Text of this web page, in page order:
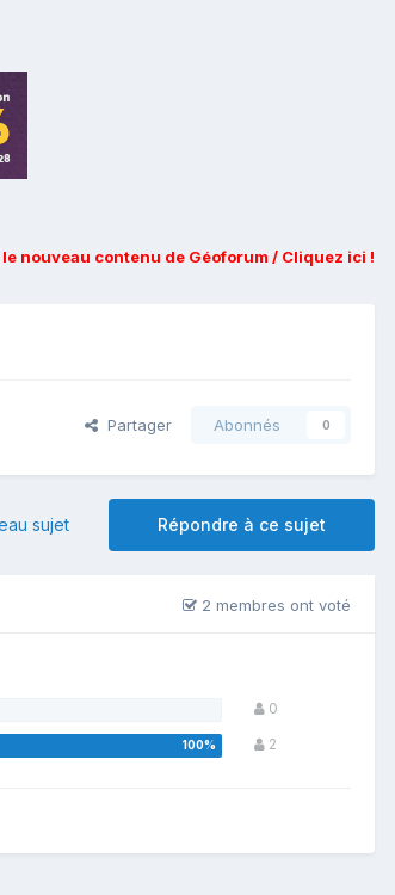
nouveau contenu de Géoforum / Cliquez ici !
Partager Abonnés 0
Répondre à ce sujet
sujet
2 membres ont voté
0
2